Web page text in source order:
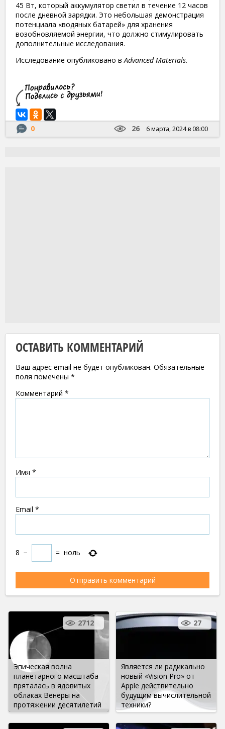
45 Вт, который аккумулятор светил в течение 12 часов
после дневной зарядки. Это небольшая демонстрация
потенциала «водяных батарей» для хранения
возобновляемой энергии, что должно стимулировать
дополнительные исследования.
Исследование опубликовано вAdvanced Materials.
0 26 6 марта, 2024 в 08:00
ОСТАВИТЬ КОММЕНТАРИЙ
Ваш адрес email не будет опубликован. Обязательные
поля помечены *
Комментарий *
Имя *
Email *
8 − = ноль
Эпическая волна
планетарного масштаба
пряталась в ядовитых
облаках Венеры на
протяжении десятилетий
2712
Является ли радикально
новый «Vision Pro» от
Apple действительно
будущим вычислительной
техники?
27